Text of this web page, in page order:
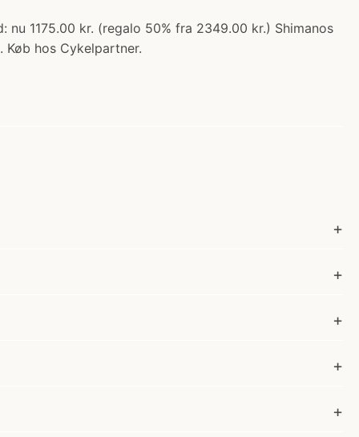
nu 1175.00 kr. (regalo 50% fra 2349.00 kr.) Shimanos
hos Cykelpartner.